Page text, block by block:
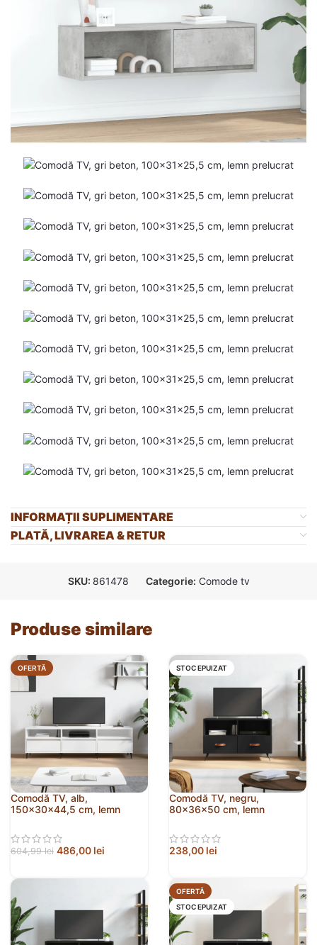
INFORMAȚII SUPLIMENTARE
PLATĂ, LIVRAREA & RETUR
SKU: 861478 Categorie: Comode tv
Produse similare
OFERTĂ
Comodă TV, alb,
150x30x44,5 cm, lemn
604,99lei 486,00 lei
STOC EPUIZAT
Comodă TV, negru,
80x36x50 cm, lemn
238,00 lei
OFERTĂ
STOC EPUIZAT